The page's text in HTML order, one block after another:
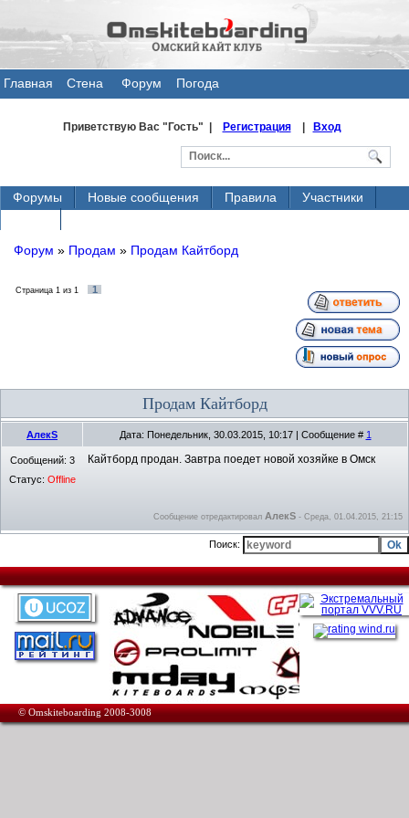
Главная
Стена
Форум Погода
Приветствую Вас"Гость" | Регистрация| Вход
Форумы Новые сообщения Правила
Участники
Форум » Продам » Продам Кайтборд
Страница 1 из 1 1
Продам Кайтборд
АлекS Дата: Понедельник, 30.03.2015, 10:17 | Сообщение # 1
Сообщений: 3
Статус: Offline
Кайтборд продан. Завтра поедет новой хозяйке в Омск
Сообщение отредактировал АлекS - Среда, 01.04.2015, 21:15
Поиск:
© Omskiteboarding 2008-3008